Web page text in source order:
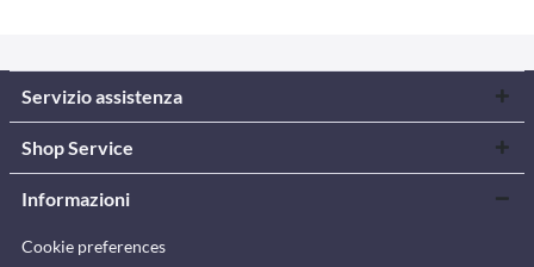
Servizio assistenza
Shop Service
Informazioni
Cookie preferences